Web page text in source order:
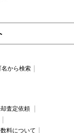
名から検索
査定依頼
料について